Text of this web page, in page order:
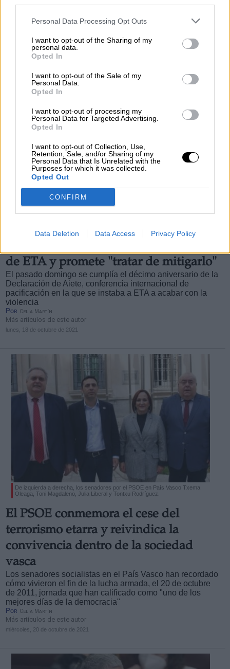
Personal Data Processing Opt Outs
I want to opt-out of the Sharing of my
personal data.
Opted In
I want to opt-out of the Sale of my
Personal Data.
Opted In
I want to opt-out of processing my
Personal Data for Targeted Advertising.
Opted In
I want to opt-out of Collection, Use,
Retention, Sale, and/or Sharing of my
Personal Data that Is Unrelated with the
Purposes for which it was collected.
Opted Out
CONFIRM
Data Deletion Data Access Privacy Policy
Aznar, el hombre que susurra a
Ignacio Ruiz
Más artículos de este autor
sábado, 18 de abril de 2020
de ETA y promete "tratar de mitigarlo"
El pasado domingo se cumplía el décimo aniversario de la
Declaración de Aiete, conferencia internacional de
pacificación en la que se instaba a ETA a acabar con la
violencia
Por Celia Martín
Más artículos de este autor
lunes, 18 de octubre de 2021
De izquierda a derecha, los senadores por el PSOE en País Vasco Txema
Oleaga, Toni Magdaleno, Julia Liberal y Tontxu Rodríguez.
El PSOE conmemora el cese del
terrorismo etarra y reivindica la
convivencia dentro de la sociedad
vasca
Los senadores socialistas en el País Vasco han recordado
cómo vivieron el fin de la lucha armada, el 20 de octubre
de 2011, jornada que han calificado como "uno de los
mejores días de la democracia"
Por Celia Martín
Más artículos de este autor
miércoles, 20 de octubre de 2021